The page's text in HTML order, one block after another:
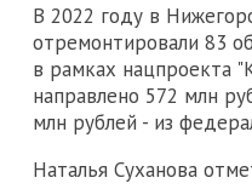
В 2022 году в
отремонтировали 83
в рамках нацпроекта
направлено 572 млн
млн рублей - из
Наталья Суханова